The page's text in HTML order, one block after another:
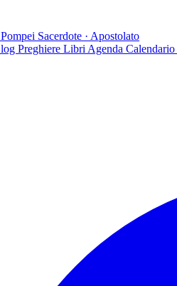
Sacerdote · Apostolato
Preghiere Libri Agenda Calendario